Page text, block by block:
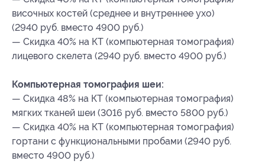
височных костей (среднее и внутреннее ухо)
(2940 руб. вместо 4900 руб.)
— Скидка 40% на КТ (компьютерная томография)
лицевого скелета (2940 руб. вместо 4900 руб.)
Компьютерная томография шеи:
— Скидка 48% на КТ (компьютерная томография)
мягких тканей шеи (3016 руб. вместо 5800 руб.)
— Скидка 40% на КТ (компьютерная томография)
гортани с функциональными пробами (2940 руб.
вместо 4900 руб.)